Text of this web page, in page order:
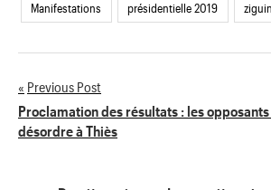
Manifestations présidentielle 2019
Navigation
de
Previous Post
Proclamation des résultats : les
désordre à Thiès